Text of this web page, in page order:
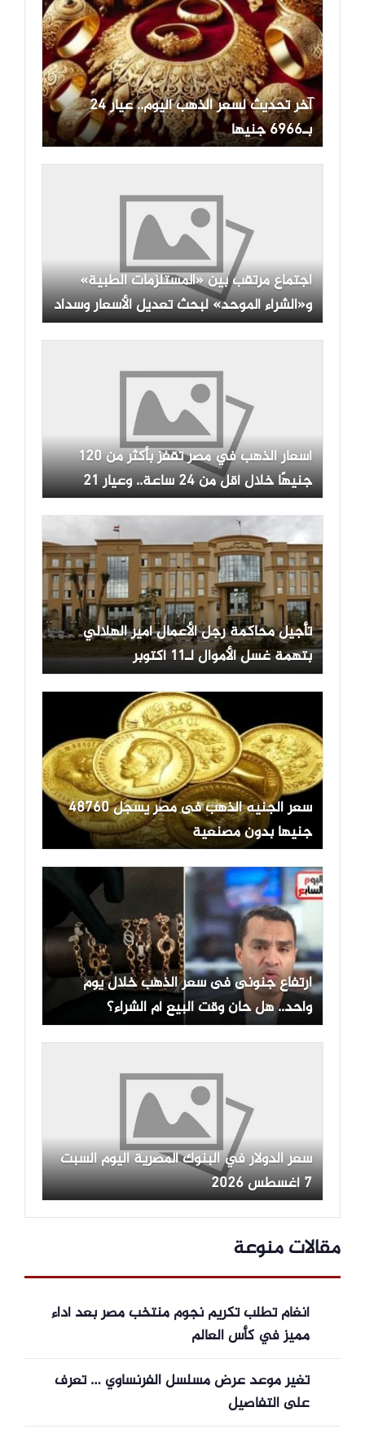
آخر تحديث لسعر الذهب اليوم.. عيار 24
بـ6966 جنيها
اجتماع مرتقب بين «المستلزمات الطبية»
و«الشراء الموحد» لبحث تعديل الأسعار وسداد
مستحقات الموردين
أسعار الذهب في مصر تقفز بأكثر من 120
جنيهًا خلال أقل من 24 ساعة.. وعيار 21
يسجل 6100 جنيه وسط توقعات بوصول
الأوقية إلى 5000 دولار
تأجيل محاكمة رجل الأعمال أمير الهلالي
بتهمة غسل الأموال لـ11 أكتوبر
سعر الجنيه الذهب فى مصر يسجل 48760
جنيها بدون مصنعية
ارتفاع جنونى فى سعر الذهب خلال يوم
واحد.. هل حان وقت البيع أم الشراء؟
سعر الدولار في البنوك المصرية اليوم السبت
7 أغسطس 2026
مقالات منوعة
أنغام تطلب تكريم نجوم منتخب مصر بعد أداء
مميز في كأس العالم
تغير موعد عرض مسلسل الفرنساوي … تعرف
على التفاصيل